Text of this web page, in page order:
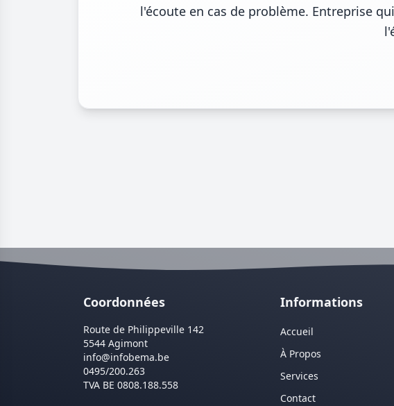
l'écoute en cas de problème. Entreprise
Coordonnées
Route de Philippeville 142
5544 Agimont
info@infobema.be
0495/200.263
TVA BE 0808.188.558
Informations
Accueil
À Propos
Services
Contact